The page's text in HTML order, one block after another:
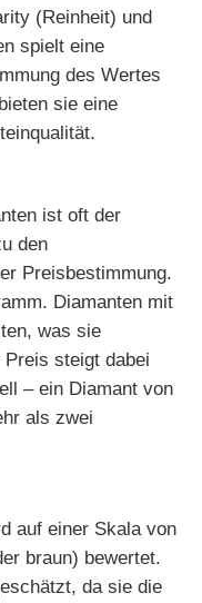
(Reinheit) und
spielt eine
des Wertes
sie eine
ist oft der
den
Preisbestimmung.
Diamanten mit
was sie
steigt dabei
– ein Diamant von
als zwei
auf einer Skala von
braun) bewertet.
da sie die